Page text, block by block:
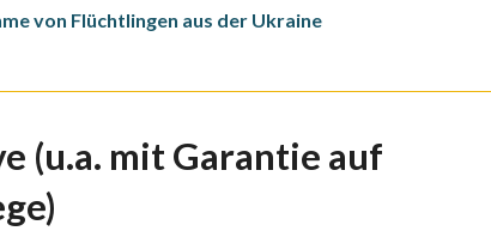
von Flüchtlingen aus der Ukraine
(u.a. mit Garantie auf